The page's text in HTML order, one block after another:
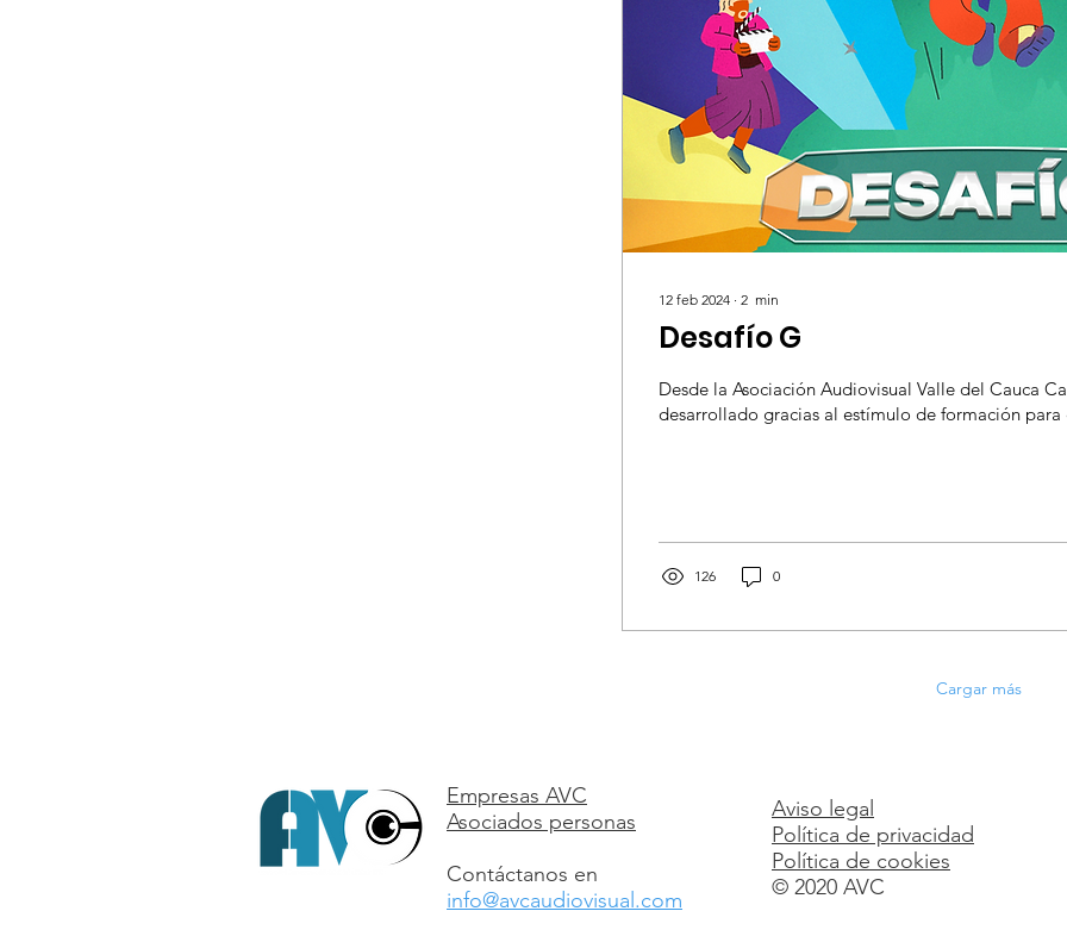
12 feb 2024 ∙ 2 min
Desafío G
Desde la Asociación Audiovisual Valle del Cauca
desarrollado gracias al estímulo de formación para
126 0
Cargar más
Empresas AVC
Asociados personas
Contáctanos en
info@avcaudiovisual.com
Aviso legal
Política de privacidad
Política de cookies
© 2020 AVC